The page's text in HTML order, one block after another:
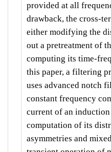
provided at all
drawback, the cross-
either modifying the
out a pretreatment of
computing its time-
this paper, a filtering
uses advanced notch
constant frequency
current of an
computation of its
asymmetries and